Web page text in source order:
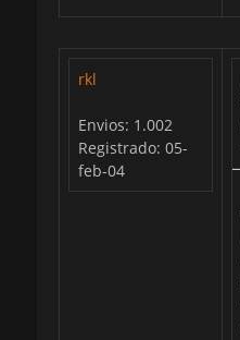
rkl
Envios: 1.002
Registrado: 05-
feb-04